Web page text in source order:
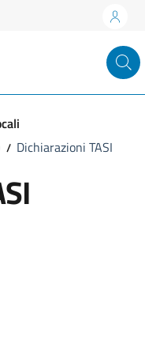
Dichiarazioni TASI